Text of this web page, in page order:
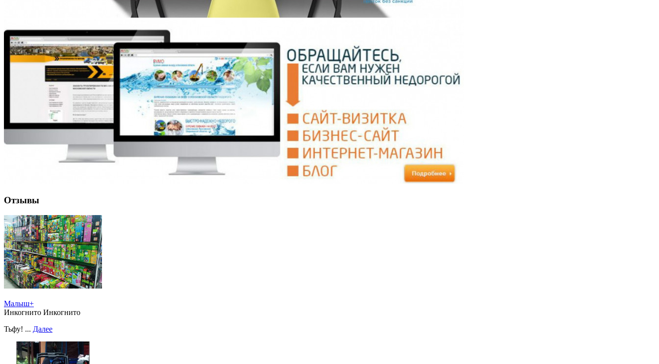
Отзывы
Малыш+
Инкогнито Инкогнито
Тьфу! ... Далее